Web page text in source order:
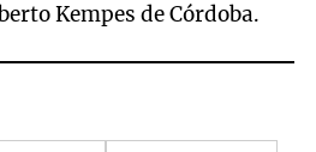
Kempes de Córdoba.